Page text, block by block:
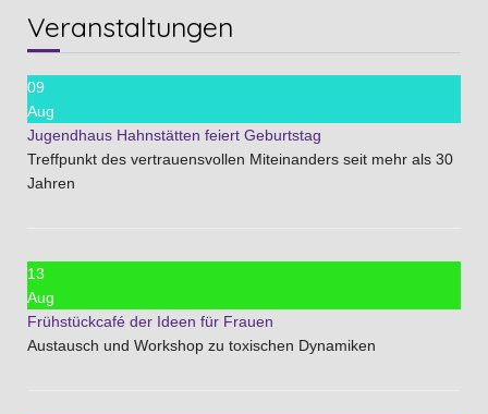
Veranstaltungen
09
Aug
Jugendhaus Hahnstätten feiert Geburtstag
Treffpunkt des vertrauensvollen Miteinanders seit mehr als 30
Jahren
13
Aug
Frühstückcafé der Ideen für Frauen
Austausch und Workshop zu toxischen Dynamiken